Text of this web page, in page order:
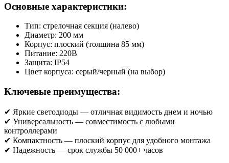
Основные характеристики:
Тип: стрелочная секция (налево)
Диаметр: 200 мм
Корпус: плоский (толщина 85 мм)
Питание: 220В
Защита: IP54
Цвет корпуса: серый/черный (на выбор)
Ключевые преимущества:
✔ Яркие светодиоды — отличная видимость днем и ночью
✔ Универсальность — совместимость с любыми
контроллерами
✔ Компактность — плоский корпус для удобного монтажа
✔ Надежность — срок службы 50 000+ часов